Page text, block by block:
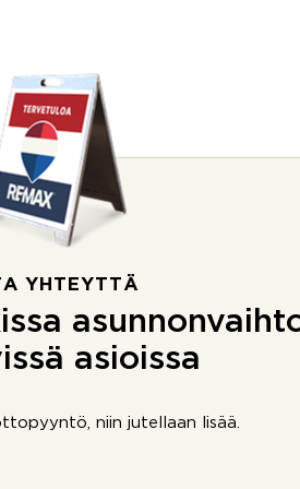
YHTEYTTÄ
asioissa
niin jutellaan lisää.